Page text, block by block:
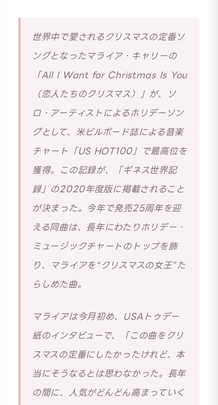
世界中で愛されるクリスマスの定番ソ
ングとなったマライア・キャリーの
「All I Want for Christmas Is You
（恋人たちのクリスマス）」が、ソ
ロ・アーティストによるホリデーソン
グとして、米ビルボード誌による音楽
チャート「US HOT100」で最高位を
獲得。この記録が、「ギネス世界記
録」の2020年度版に掲載されること
が決まった。今年で発売25周年を迎
える同曲は、長年にわたりホリデー・
ミュージックチャートのトップを飾
り、マライアを“クリスマスの女王”た
らしめた曲。
マライアは今月初め、USAトゥデー
紙のインタビューで、「この曲をクリ
スマスの定番にしたかったけれど、本
当にそうなるとは思わなかった。長年
の間に、人気がどんどん高まっていく